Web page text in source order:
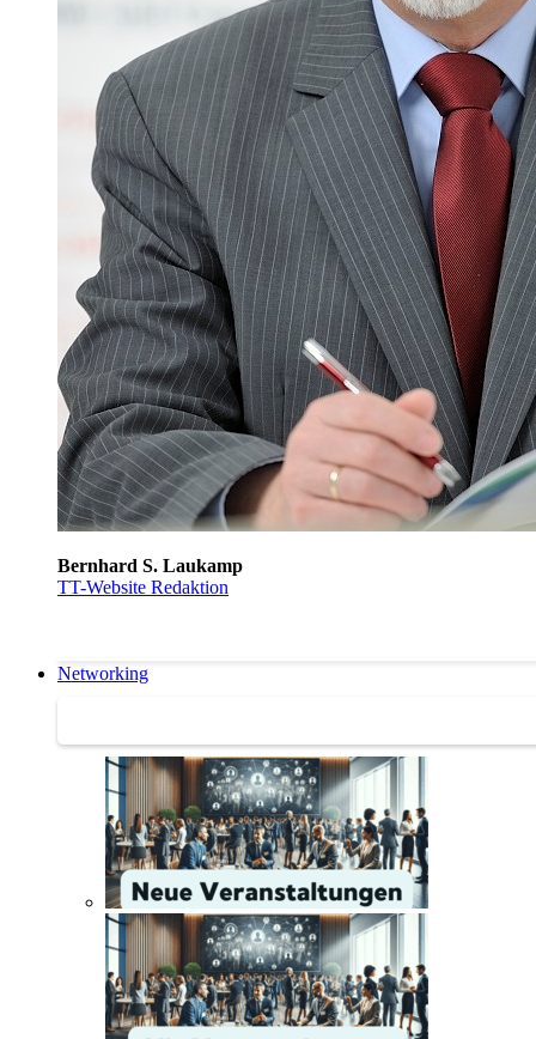
Bernhard S. Laukamp
TT-Website Redaktion
Networking